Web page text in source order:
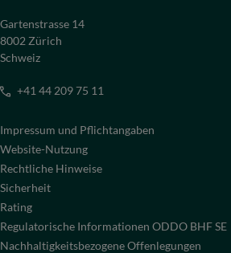
Gartenstrasse 14
8002 Zürich
Schweiz
+41 44 209 75 11
Impressum und Pflichtangaben
Website-Nutzung
Rechtliche Hinweise
Sicherheit
Rating
Regulatorische Informationen ODDO BHF SE
Nachhaltigkeitsbezogene Offenlegungen